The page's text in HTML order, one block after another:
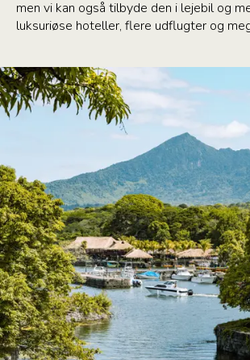
men vi kan også tilbyde den i lejebil og
luksuriøse hoteller, flere udflugter og